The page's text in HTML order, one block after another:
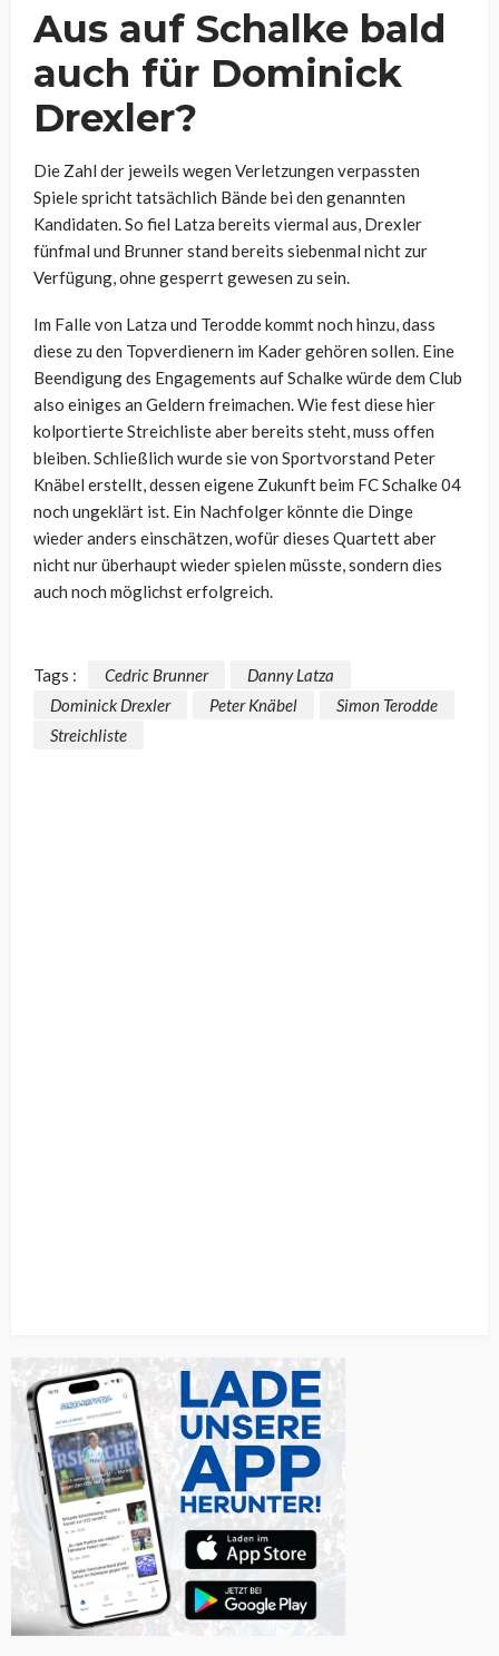
Aus auf Schalke bald
auch für Dominick
Drexler?
Die Zahl der jeweils wegen Verletzungen verpassten
Spiele spricht tatsächlich Bände bei den genannten
Kandidaten. So fiel Latza bereits viermal aus, Drexler
fünfmal und Brunner stand bereits siebenmal nicht zur
Verfügung, ohne gesperrt gewesen zu sein.
Im Falle von Latza und Terodde kommt noch hinzu, dass
diese zu den Topverdienern im Kader gehören sollen. Eine
Beendigung des Engagements auf Schalke würde dem Club
also einiges an Geldern freimachen. Wie fest diese hier
kolportierte Streichliste aber bereits steht, muss offen
bleiben. Schließlich wurde sie von Sportvorstand Peter
Knäbel erstellt, dessen eigene Zukunft beim FC Schalke 04
noch ungeklärt ist. Ein Nachfolger könnte die Dinge
wieder anders einschätzen, wofür dieses Quartett aber
nicht nur überhaupt wieder spielen müsste, sondern dies
auch noch möglichst erfolgreich.
Tags : Cedric Brunner
Danny Latza
Dominick Drexler
Peter Knäbel
Simon Terodde
Streichliste